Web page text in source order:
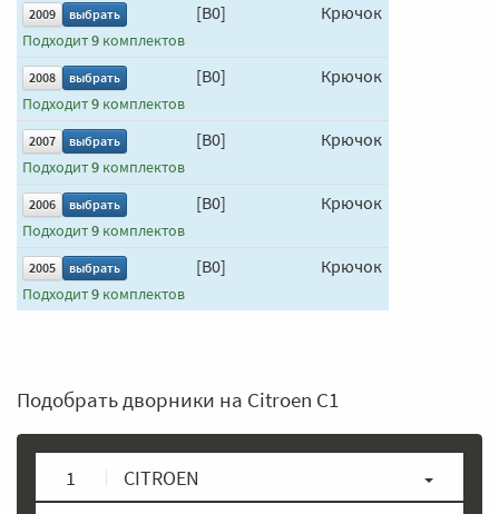
2009 выбрать
Подходит9 комплектов
[B0] Крючок
2008 выбрать
Подходит9 комплектов
[B0] Крючок
2007 выбрать
Подходит9 комплектов
[B0] Крючок
2006 выбрать
Подходит9 комплектов
[B0] Крючок
2005 выбрать
Подходит9 комплектов
[B0] Крючок
Подобрать дворники на Citroen C1
1
CITROEN